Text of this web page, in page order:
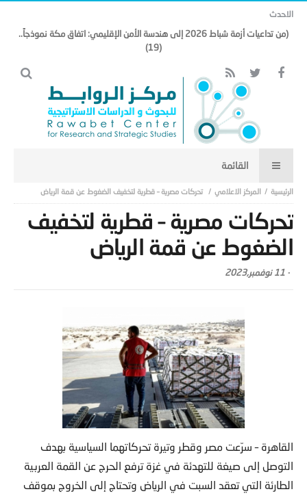
الاحدث
(من تداعيات أزمة شباط 2026 إلى هندسة الأمن الإقليمي: اتفاق مكة نموذجاً..
(19)
المركز الاعلامي تحركات مصرية – قطرية لتخفيف الضغوط عن قمة الرياض
تحركات مصرية – قطرية لتخفيف
الضغوط عن قمة الرياض
- 11 نوفمبر,2023
القاهرة – سرّعت مصر وقطر وتيرة تحركاتهما السياسية بهدف
التوصل إلى صيغة للتهدئة في غزة ترفع الحرج عن القمة العربية
الطارئة التي تعقد السبت في الرياض وتحتاج إلى الخروج بموقف